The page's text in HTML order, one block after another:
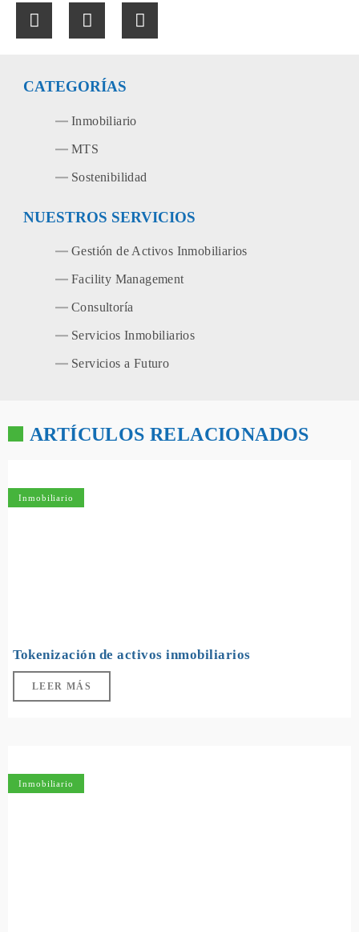
CATEGORÍAS
Inmobiliario
MTS
Sostenibilidad
NUESTROS SERVICIOS
Gestión de Activos Inmobiliarios
Facility Management
Consultoría
Servicios Inmobiliarios
Servicios a Futuro
ARTÍCULOS RELACIONADOS
Inmobiliario
Tokenización de activos inmobiliarios
LEER MÁS
Inmobiliario